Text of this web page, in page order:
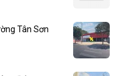
Tân Sơn